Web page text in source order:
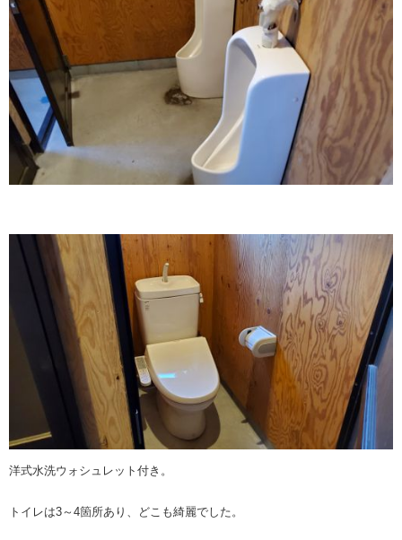
洋式水洗ウォシュレット付き。
トイレは3～4箇所あり、どこも綺麗でした。